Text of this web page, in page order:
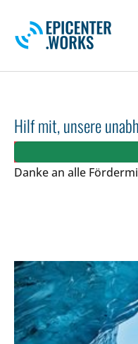
Hilf mit, unsere
Danke an alle